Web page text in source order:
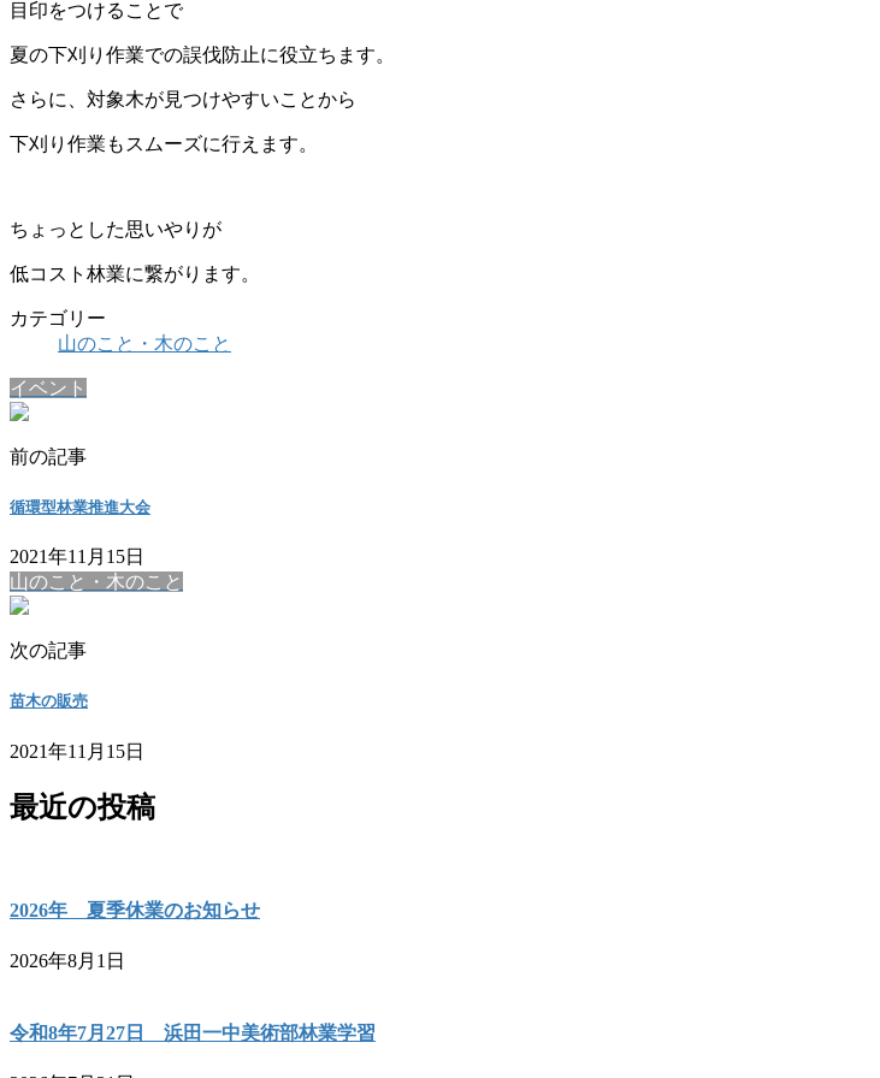
目印をつけることで
夏の下刈り作業での誤伐防止に役立ちます。
さらに、対象木が見つけやすいことから
下刈り作業もスムーズに行えます。
ちょっとした思いやりが
低コスト林業に繋がります。
カテゴリー
山のこと・木のこと
イベント
前の記事
循環型林業推進大会
2021年11月15日
山のこと・木のこと
次の記事
苗木の販売
2021年11月15日
最近の投稿
2026年 夏季休業のお知らせ
2026年8月1日
令和8年7月27日 浜田一中美術部林業学習